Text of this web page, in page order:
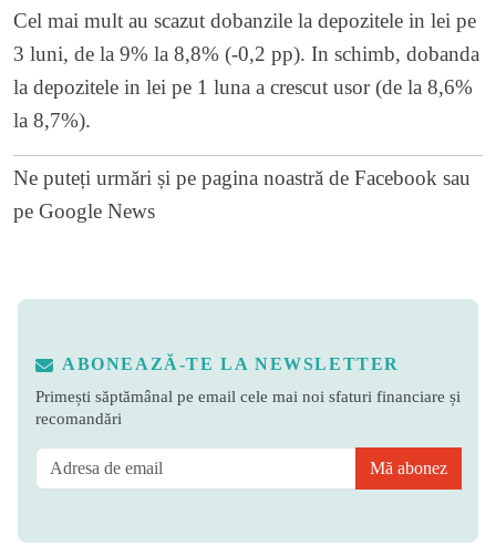
Cel mai mult au scazut dobanzile la depozitele in lei pe
3 luni, de la 9% la 8,8% (-0,2 pp). In schimb, dobanda
la depozitele in lei pe 1 luna a crescut usor (de la 8,6%
la 8,7%).
Ne puteți urmări și pe pagina noastră de Facebook sau
pe Google News
ABONEAZĂ-TE LA NEWSLETTER
Primești săptămânal pe email cele mai noi sfaturi financiare și
recomandări
Mă abonez